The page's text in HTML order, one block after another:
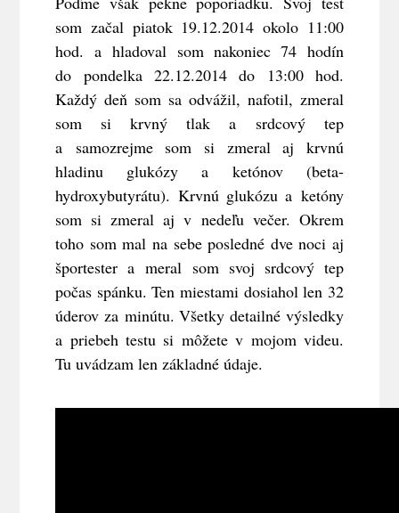
som začal piatok 19.12.2014 okolo 11:00
hod. a hladoval som nakoniec 74 hodín
do pondelka 22.12.2014 do 13:00 hod.
Každý deň som sa odvážil, nafotil, zmeral
som si krvný tlak a srdcový tep
a samozrejme som si zmeral aj krvnú
hladinu glukózy a ketónov (beta-
hydroxybutyrátu). Krvnú glukózu a ketóny
som si zmeral aj v nedeľu večer. Okrem
toho som mal na sebe posledné dve noci aj
športester a meral som svoj srdcový tep
počas spánku. Ten miestami dosiahol len 32
úderov za minútu. Všetky detailné výsledky
a priebeh testu si môžete v mojom videu.
Tu uvádzam len základné údaje.